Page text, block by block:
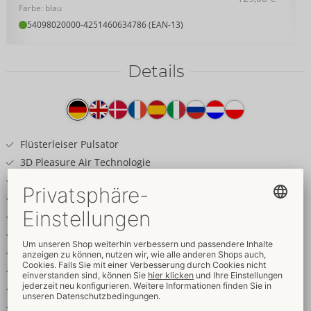
Farbe: blau
54098020000-4251460634786 (EAN-13)
Details
Produkttext
Flüsterleiser Pulsator
3D Pleasure Air Technologie
Intensive, natürliche Klitoris-Stimulation
Mit praktischem Magnet-Cover
Kompakte Reisegröße
Stylisches Design
8 Intensitäten
Climax Control in 3 Stufen